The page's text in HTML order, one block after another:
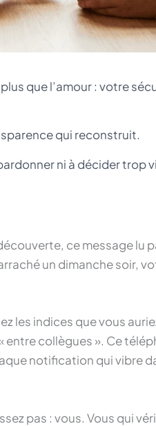
que l’amour : votre
qui reconstruit.
ni à décider trop
ce message lu
un dimanche soir,
les indices que vous
entre collègues ». Ce
notification qui vibre
pas : vous. Vous qui